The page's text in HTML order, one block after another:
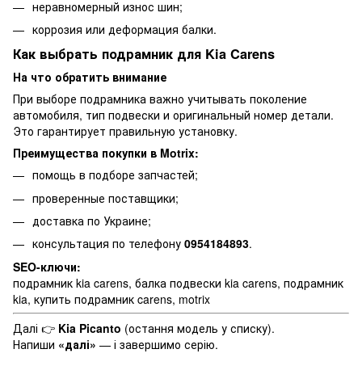
неравномерный износ шин;
коррозия или деформация балки.
Как выбрать подрамник для Kia Carens
На что обратить внимание
При выборе подрамника важно учитывать поколение
автомобиля, тип подвески и оригинальный номер детали.
Это гарантирует правильную установку.
Преимущества покупки в Motrix:
помощь в подборе запчастей;
проверенные поставщики;
доставка по Украине;
консультация по телефону 0954184893.
SEO-ключи:
подрамник kia carens, балка подвески kia carens, подрамник
kia, купить подрамник carens, motrix
Далі 👉 Kia Picanto (остання модель у списку).
Напиши «далі» — і завершимо серію.